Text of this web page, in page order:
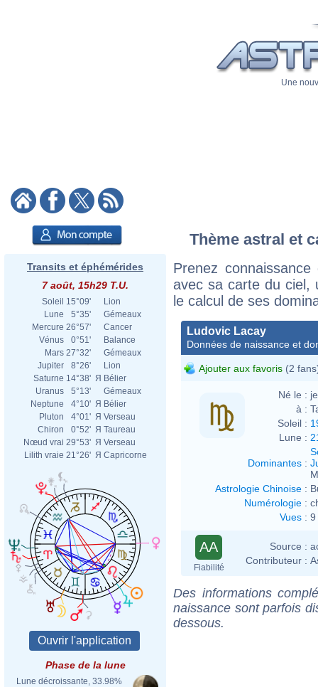
Une
Transits et éphémérides
7 août, 15h29 T.U.
Soleil 15°09'
Lion
Lune
5°35'
Gémeaux
Mercure 26°57'
Cancer
Vénus
0°51'
Balance
Mars 27°32'
Gémeaux
Jupiter
8°26'
Lion
Saturne 14°38' Я Bélier
Uranus
5°13'
Gémeaux
Neptune
4°10' Я Bélier
Pluton
4°01' Я Verseau
Chiron
0°52' Я Taureau
Nœud vrai 29°53' Я Verseau
Lilith vraie 21°26' Я Capricorne
Phase de la lune
Lune décroissante, 33.98%
Thème astral et
Prenez
avec sa carte du ciel,
le calcul de ses
Ludovic Lacay
Données de naissance et
Ajouter aux favoris (2
Né le :
à :
Soleil :
Lune :
Dominantes :
Astrologie Chinoise :
Numérologie :
Vues : 9
AA
Fiabilité
Source :
Contributeur :
Des informations
naissance sont parfois
dessous.